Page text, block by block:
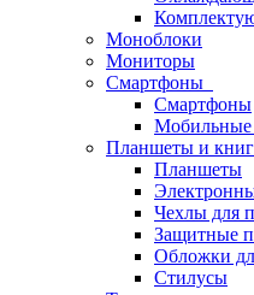
Моноблоки
Мониторы
Смартфоны
Смартфоны
Мобильные
Планшеты и
Планшеты
Чехлы для
Защитные
Обложки
Стилусы